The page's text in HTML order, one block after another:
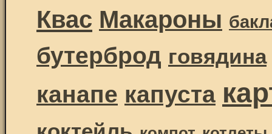
Квас Макароны
бутерброд говядина
канапе капуста